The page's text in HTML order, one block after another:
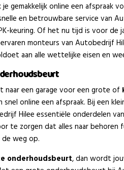
je gemakkelijk online een afspraak
en betrouwbare service van
keuring. Of het nu tijd is voor de
monteurs van Autobedrijf
aan alle wettelijke eisen en
naar een garage voor een grote of
snel online een afspraak. Bij een
Hilee essentiële onderdelen
te zorgen dat alles naar behoren
weg op.
onderhoudsbeurt, dan wordt